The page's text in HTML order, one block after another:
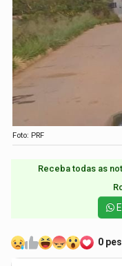
Foto: PRF
Receba todas as
0